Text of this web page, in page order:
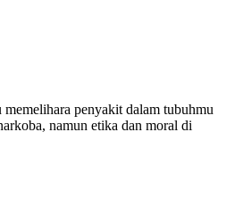
penyakit dalam tubuhmu
namun etika dan moral di